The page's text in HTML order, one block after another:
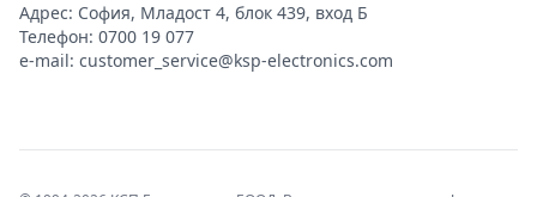
Адрес: София, Младост 4, блок 439, вход Б
Телефон: 0700 19 077
e-mail: customer_service@ksp-electronics.com